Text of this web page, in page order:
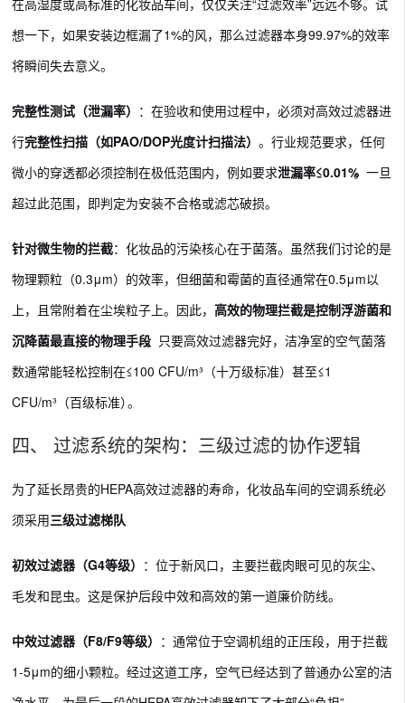
在高湿度或高标准的化妆品车间，仅仅关注“过滤效率”远远不够。试
想一下，如果安装边框漏了1%的风，那么过滤器本身99.97%的效率
将瞬间失去意义。
完整性测试（泄漏率） ：在验收和使用过程中，必须对高效过滤器进
行完整性扫描（如PAO/DOP光度计扫描法） 。行业规范要求，任何
微小的穿透都必须控制在极低范围内，例如要求泄漏率≤0.01%。一旦
超过此范围，即判定为安装不合格或滤芯破损。
针对微生物的拦截：化妆品的污染核心在于菌落。虽然我们讨论的是
物理颗粒（0.3μm）的效率，但细菌和霉菌的直径通常在0.5μm以
上，且常附着在尘埃粒子上。因此， 高效的物理拦截是控制浮游菌和
沉降菌最直接的物理手段。只要高效过滤器完好，洁净室的空气菌落
数通常能轻松控制在≤100 CFU/m³（十万级标准）甚至≤1
CFU/m³（百级标准）
。
四、 过滤系统的架构：三级过滤的协作逻辑
为了延长昂贵的HEPA高效过滤器的寿命，化妆品车间的空调系统必
须采用三级过滤梯队
：
初效过滤器（G4等级） ：位于新风口，主要拦截肉眼可见的灰尘、
毛发和昆虫。这是保护后段中效和高效的第一道廉价防线。
中效过滤器（F8/F9等级） ：通常位于空调机组的正压段，用于拦截
1-5μm的细小颗粒。经过这道工序，空气已经达到了普通办公室的洁